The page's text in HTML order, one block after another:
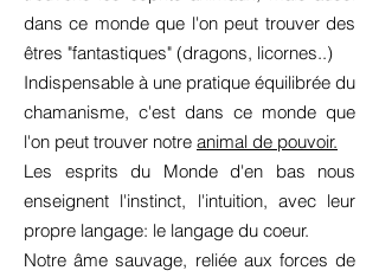
dans ce monde que l'on peut trouver des
êtres "fantastiques" (dragons, licornes..)
Indispensable à une pratique équilibrée du
chamanisme, c'est dans ce monde que
l'on peut trouver notre animal de pouvoir.
Les esprits du Monde d'en bas nous
enseignent l'instinct, l'intuition, avec leur
propre langage: le langage du coeur.
Notre âme sauvage, reliée aux forces de